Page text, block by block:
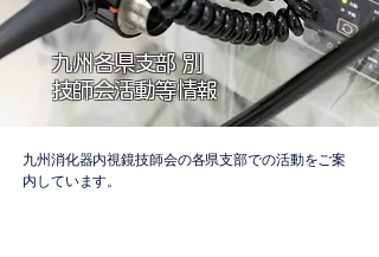
九州各県支部 別
技師会活動等情報
九州消化器内視鏡技師会の各県支部での活動をご案
内しています。